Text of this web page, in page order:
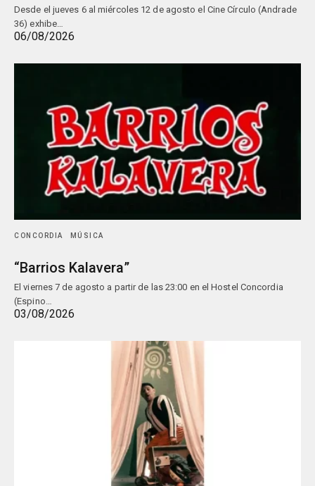
Desde el jueves 6 al miércoles 12 de agosto el Cine Círculo (Andrade
36) exhibe…
06/08/2026
CONCORDIA MÚSICA
“Barrios Kalavera”
El viernes 7 de agosto a partir de las 23:00 en el Hostel Concordia
(Espino…
03/08/2026